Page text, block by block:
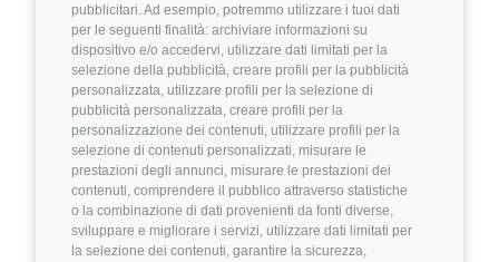
pubblicitari. Ad esempio, potremmo utilizzare i tuoi dati
per le seguenti finalità: archiviare informazioni su
dispositivo e/o accedervi, utilizzare dati limitati per la
selezione della pubblicità, creare profili per la pubblicità
personalizzata, utilizzare profili per la selezione di
pubblicità personalizzata, creare profili per la
personalizzazione dei contenuti, utilizzare profili per la
selezione di contenuti personalizzati, misurare le
prestazioni degli annunci, misurare le prestazioni dei
contenuti, comprendere il pubblico attraverso statistiche
o la combinazione di dati provenienti da fonti diverse,
sviluppare e migliorare i servizi, utilizzare dati limitati per
la selezione dei contenuti, garantire la sicurezza,
💰 ~ 50.000€ - 60.000€ all'anno
📍 Milano 🏢 Ibrido💼 Middle/Senior
🚀 DevOps
Dettagli ➡️
Hiring Partner